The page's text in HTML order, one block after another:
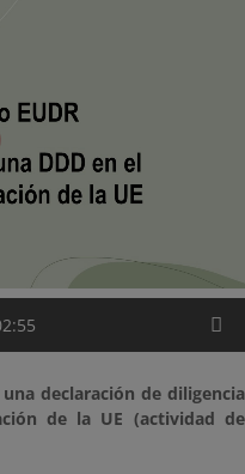
declaración de diligencia
de la UE (actividad de